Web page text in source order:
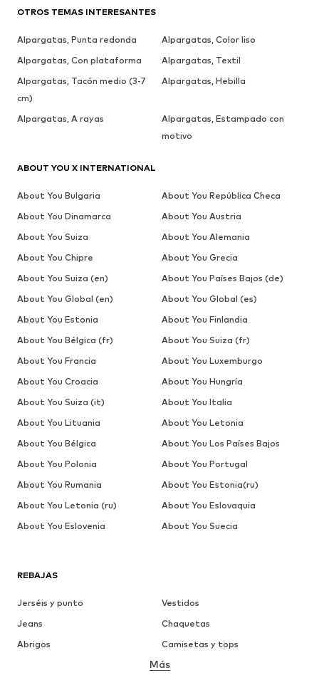
REBAJAS
Jerséis y punto
Vestidos
Jeans
Chaquetas
Abrigos
Camisetas y tops
Ropa interior
Más
OTROS TEMAS INTERESANTES
Alpargatas, Punta redonda
Alpargatas, Color liso
Alpargatas, Con plataforma
Alpargatas, Textil
Alpargatas, Tacón medio (3-7
cm)
Alpargatas, Hebilla
Alpargatas, A rayas
Alpargatas, Estampado con
motivo
ABOUT YOU X INTERNATIONAL
About You Bulgaria
About You República Checa
About You Dinamarca
About You Austria
About You Suiza
About You Alemania
About You Chipre
About You Grecia
About You Suiza (en)
About You Países Bajos (de)
About You Global (en)
About You Global (es)
About You Estonia
About You Finlandia
About You Bélgica (fr)
About You Suiza (fr)
About You Francia
About You Luxemburgo
About You Croacia
About You Hungría
About You Suiza (it)
About You Italia
About You Lituania
About You Letonia
About You Bélgica
About You Los Países Bajos
About You Polonia
About You Portugal
About You Rumania
About You Estonia(ru)
About You Letonia (ru)
About You Eslovaquia
About You Eslovenia
About You Suecia